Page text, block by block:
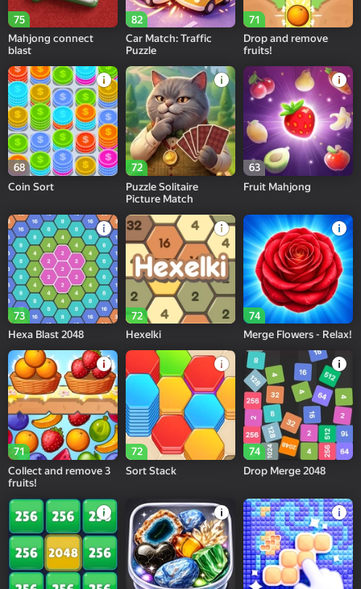
75
Mahjong connect
blast
82
Car Match: Traffic
Puzzle
71
Drop and remove
fruits!
68
Coin Sort
72
Puzzle Solitaire
Picture Match
63
Fruit Mahjong
73
Hexa Blast 2048
72
Hexelki
74
Merge Flowers - Relax!
71
Collect and remove 3
fruits!
72
Sort Stack
74
Drop Merge 2048